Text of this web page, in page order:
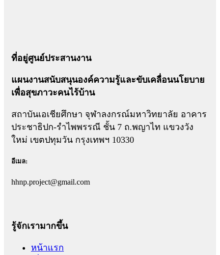
ที่อยู่ศูนย์ประสานงาน
แผนงานสนับสนุนองค์ความรู้และขับเคลื่อนนโยบาย
เพื่อสุขภาวะคนไร้บ้าน
สถาบันเอเชียศึกษา จุฬาลงกรณ์มหาวิทยาลัย อาคาร
ประชาธิปก-รำไพพรรณี ชั้น 7 ถ.พญาไท แขวงวัง
ใหม่ เขตปทุมวัน กรุงเทพฯ 10330
อีเมล:
hhnp.project@gmail.com
รู้จักเรามากขึ้น
หน้าแรก